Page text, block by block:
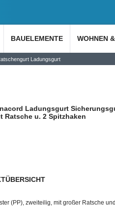
BAUELEMENTE WOHNEN
Ladungsgurt
Ladungsgurt
Ratsche u. 2 Spitzhaken
(PP), zweiteilig, mit großer Ratsche